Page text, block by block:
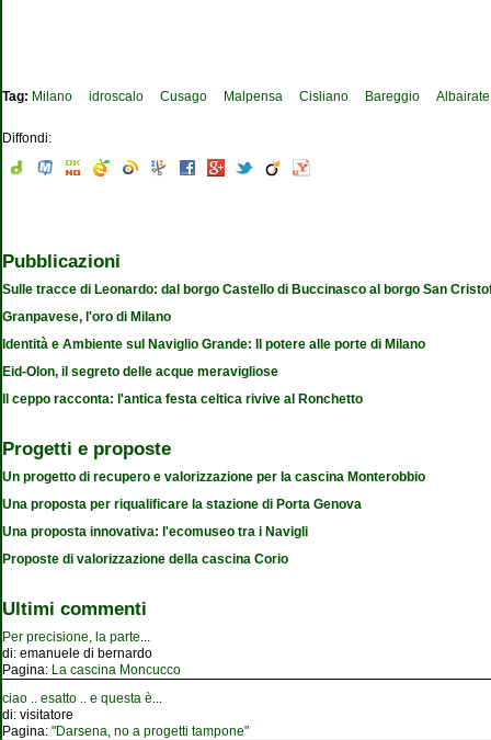
Tag: Milano idroscalo Cusago Malpensa Cisliano Bareggio Albairate
Diffondi:
Pubblicazioni
Sulle tracce di Leonardo: dal borgo Castello di Buccinasco al borgo San
Granpavese, l'oro di Milano
Identità e Ambiente sul Naviglio Grande: Il potere alle porte di Milano
Eid-Olon, il segreto delle acque meravigliose
Il ceppo racconta: l'antica festa celtica rivive al Ronchetto
Progetti e proposte
Un progetto di recupero e valorizzazione per la cascina Monterobbio
Una proposta per riqualificare la stazione di Porta Genova
Una proposta innovativa: l'ecomuseo tra i Navigli
Proposte di valorizzazione della cascina Corio
Ultimi commenti
Per precisione, la parte
di: emanuele di bernardo
Pagina: La cascina Moncucco
ciao .. esatto .. e questa è
di: visitatore
Pagina: "Darsena, no a progetti tampone"